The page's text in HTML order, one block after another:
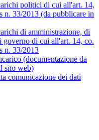
politici di cui all'art. 14,
n. 33/2013 (da pubblicare in
di amministrazione, di
governo di cui all'art. 14, co.
n. 33/2013
(documentazione da
sito web)
comunicazione dei dati